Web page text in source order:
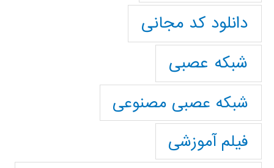
دانلود کد مجانی
شبکه عصبی
شبکه عصبی مصنوعی
فیلم آموزشی